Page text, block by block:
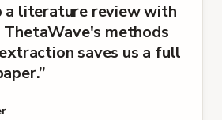
a literature review with
methods
saves us a full
”